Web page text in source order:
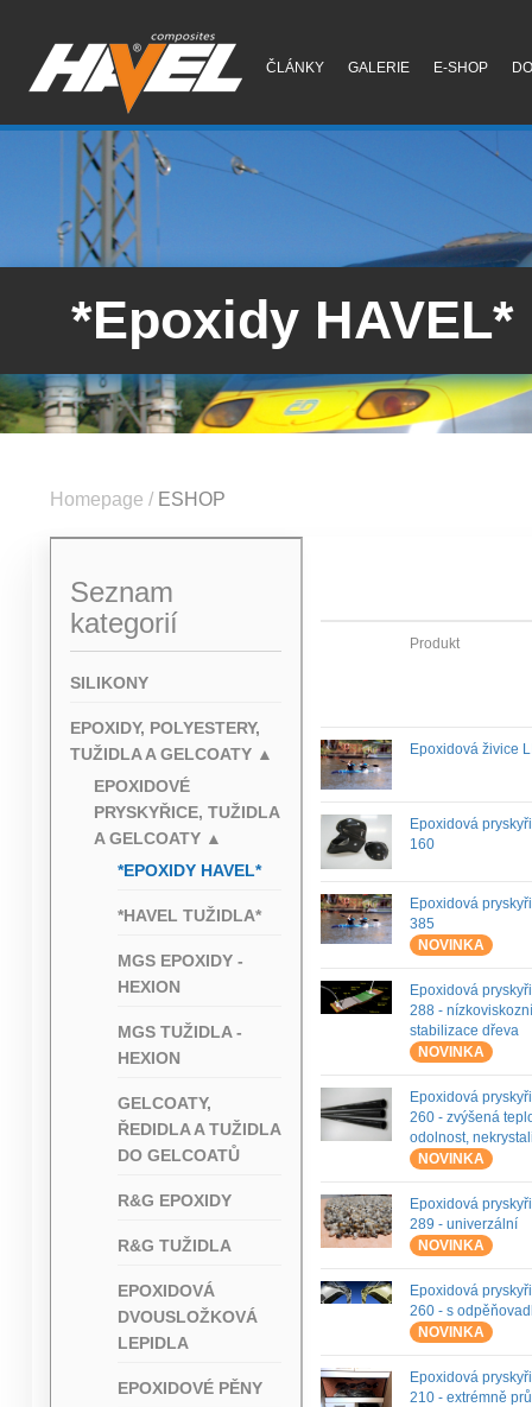
ČLÁNKY GALERIE E-SHOP
*Epoxidy HAVEL*
Homepage / ESHOP
Seznam
kategorií
SILIKONY
EPOXIDY, POLYESTERY,
TUŽIDLA A GELCOATY ▲
EPOXIDOVÉ
PRYSKYŘICE, TUŽIDLA
A GELCOATY ▲
*EPOXIDY HAVEL*
*HAVEL TUŽIDLA*
MGS EPOXIDY -
HEXION
MGS TUŽIDLA -
HEXION
GELCOATY,
ŘEDIDLA A TUŽIDLA
DO GELCOATŮ
R&G EPOXIDY
R&G TUŽIDLA
EPOXIDOVÁ
DVOUSLOŽKOVÁ
LEPIDLA
EPOXIDOVÉ PĚNY
Produkt
Epoxidová živice
Epoxidová
160
Epoxidová
385
NOVINKA
Epoxidová
288 -
stabilizace dřeva
NOVINKA
Epoxidová
260 - zvýšená
odolnost,
NOVINKA
Epoxidová
289 - univerzální
NOVINKA
Epoxidová
260 - s
NOVINKA
Epoxidová
210 - extrémně